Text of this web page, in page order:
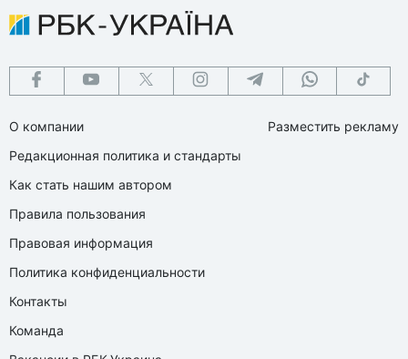
О компании
Редакционная политика и стандарты
Как стать нашим автором
Правила пользования
Правовая информация
Политика конфиденциальности
Контакты
Команда
Разместить рекламу